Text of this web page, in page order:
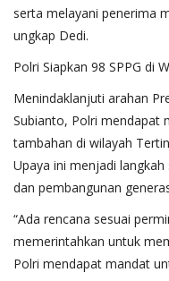
serta melayani penerima
ungkap Dedi.
Polri Siapkan 98 SPPG di
Menindaklanjuti arahan
Subianto, Polri mendapat
tambahan di wilayah
Upaya ini menjadi
dan pembangunan
“Ada rencana sesuai
memerintahkan untuk
Polri mendapat mandat